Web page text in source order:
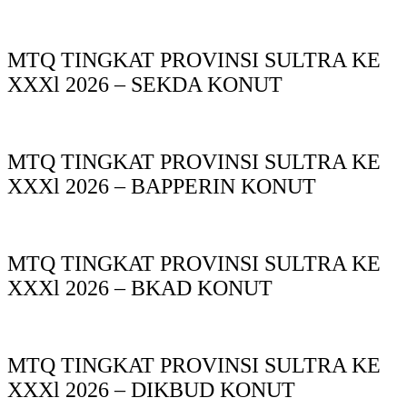
MTQ TINGKAT PROVINSI SULTRA KE
XXXl 2026 – SEKDA KONUT
MTQ TINGKAT PROVINSI SULTRA KE
XXXl 2026 – BAPPERIN KONUT
MTQ TINGKAT PROVINSI SULTRA KE
XXXl 2026 – BKAD KONUT
MTQ TINGKAT PROVINSI SULTRA KE
XXXl 2026 – DIKBUD KONUT